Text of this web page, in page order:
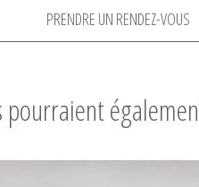
PRENDRE UN RENDEZ-VOUS
pourraient